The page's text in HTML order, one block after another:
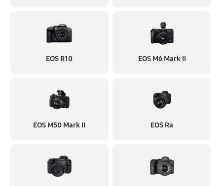
EOS R10 EOS M6 Mark II
EOS M50 Mark II EOS Ra